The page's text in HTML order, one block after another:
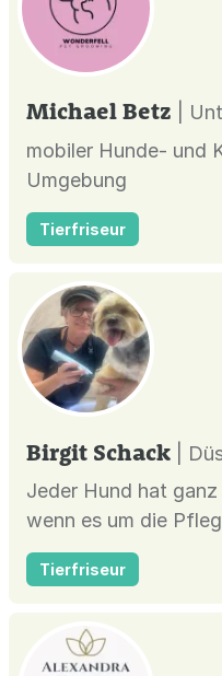
Michael Betz
|
mobiler Hunde- und
Umgebung
Tierfriseur
Birgit Schack
|
Jeder Hund hat
wenn es um die
dichte Unterwolle,
flauschiges Wellhaar
einen umfassenden
Fellpflege bis zur
Tierfriseur